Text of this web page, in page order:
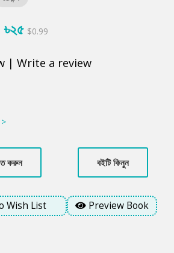
৳২৫ $0.99
| Write a review
করুন বইটি কিনুন
Wish List Preview Book